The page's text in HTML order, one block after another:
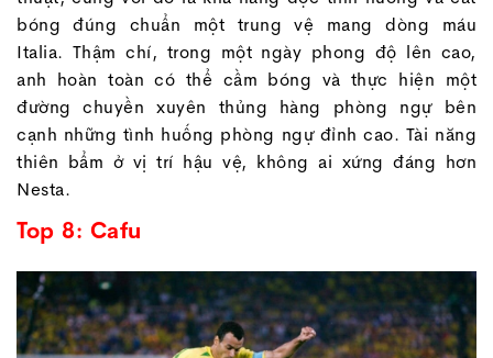
bóng đúng chuẩn một trung vệ mang dòng máu
Italia. Thậm chí, trong một ngày phong độ lên cao,
anh hoàn toàn có thể cầm bóng và thực hiện một
đường chuyền xuyên thủng hàng phòng ngự bên
cạnh những tình huống phòng ngự đỉnh cao. Tài năng
thiên bẩm ở vị trí hậu vệ, không ai xứng đáng hơn
Nesta.
Top 8: Cafu